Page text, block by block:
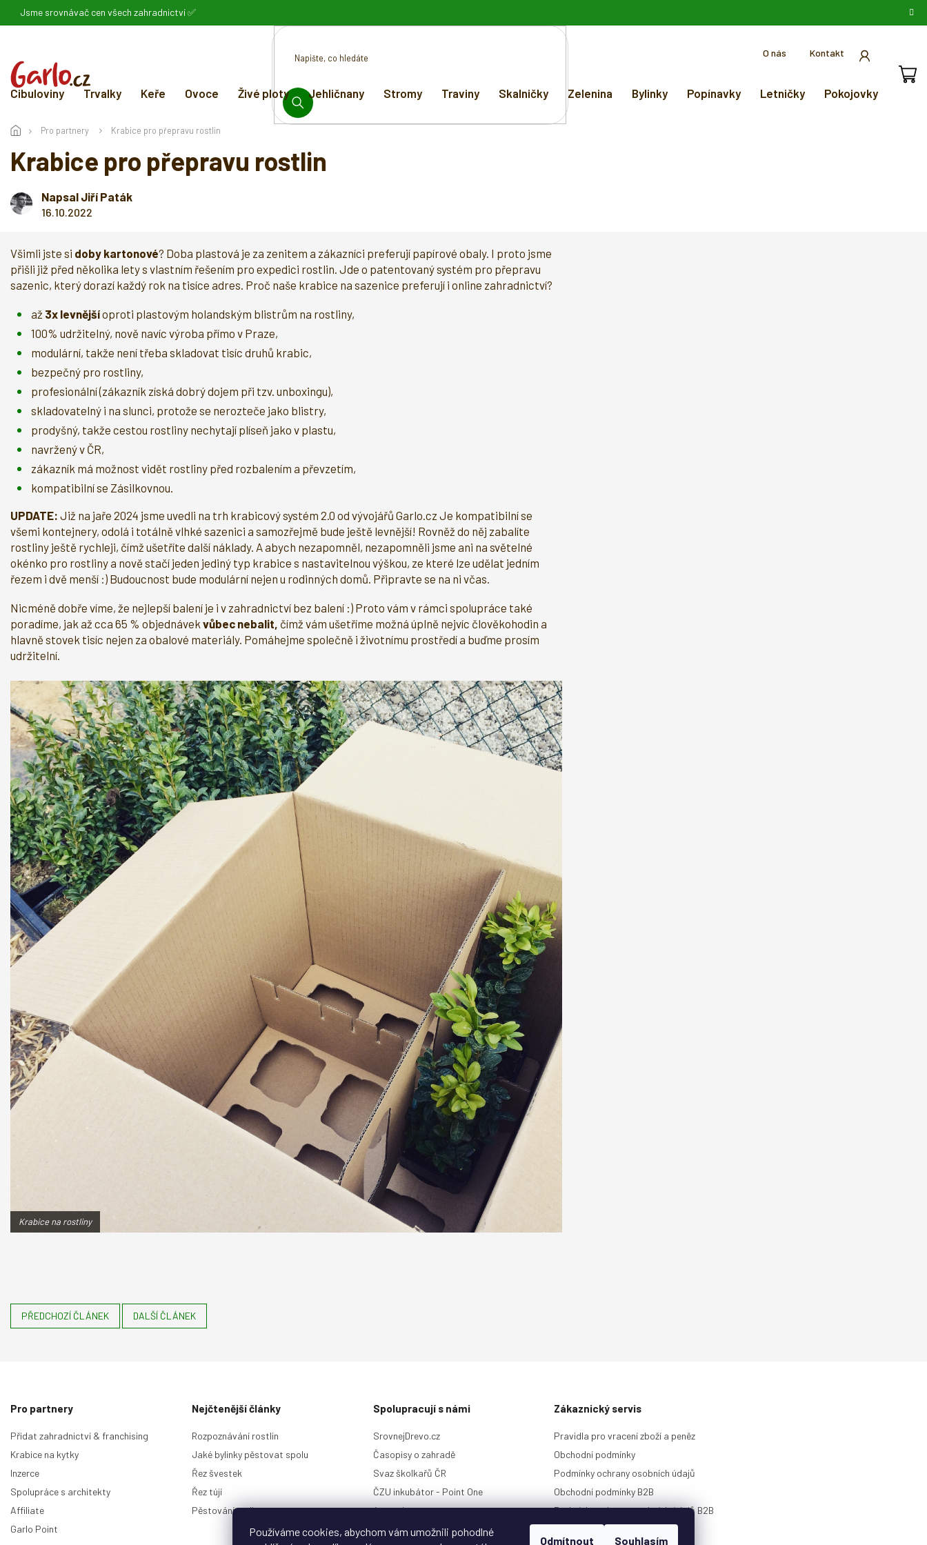
Používáme cookies, abychom vám umožnili pohodlné
Odmítnout Souhlasím
O nás
Kontakt
Jsme srovnávač cen všech zahradnictví ✅
HLEDAT
Cibuloviny Trvalky Keře Ovoce Živé ploty Jehličnany Stromy Traviny Skalničky Zelenina Bylinky Popínavky Letničky Pokojovky
Pro partnery Krabice pro přepravu rostlin
Krabice pro přepravu rostlin
Napsal Jiří Paták
16.10.2022
Všimli jste si doby kartonové? Doba plastová je za zenitem a zákazníci preferují papírové obaly. I proto jsme
přišli již před několika lety s vlastním řešením pro expedici rostlin. Jde o patentovaný systém pro přepravu
sazenic, který dorazí každý rok na tisíce adres. Proč naše krabice na sazenice preferují i online zahradnictví?
až 3x levnějšíoproti plastovým holandským blistrům na rostliny,
100% udržitelný, nově navíc výroba přímo v Praze,
modulární, takže není třeba skladovat tisíc druhů krabic,
bezpečný pro rostliny,
profesionální (zákazník získá dobrý dojem při tzv. unboxingu),
skladovatelný i na slunci, protože se nerozteče jako blistry,
prodyšný, takže cestou rostliny nechytají plíseň jako v plastu,
navržený v ČR,
zákazník má možnost vidět rostliny před rozbalením a převzetím,
kompatibilní se Zásilkovnou.
UPDATE: Již na jaře 2024 jsme uvedli na trh krabicový systém 2.0 od vývojářů Garlo.cz Je kompatibilní se
všemi kontejnery, odolá i totálně vlhké sazenici a samozřejmě bude ještě levnější! Rovněž do něj zabalíte
rostliny ještě rychleji, čímž ušetříte další náklady. A abych nezapomněl, nezapomněli jsme ani na světelné
okénko pro rostliny a nově stačí jeden jediný typ krabice s nastavitelnou výškou, ze které lze udělat jedním
řezem i dvě menší :) Budoucnost bude modulární nejen u rodinných domů. Připravte se na ni včas.
Nicméně dobře víme, že nejlepší balení je i v zahradnictví bez balení :) Proto vám v rámci spolupráce také
poradíme, jak až cca 65 % objednávek vůbec nebalit, čímž vám ušetříme možná úplně nejvíc člověkohodin a
hlavně stovek tisíc nejen za obalové materiály. Pomáhejme společně i životnímu prostředí a buďme prosím
udržitelní.
Krabice na rostliny
PŘEDCHOZÍ ČLÁNEK DALŠÍ ČLÁNEK
Pro partnery
Přidat zahradnictví & franchising
Krabice na kytky
Inzerce
Spolupráce s architekty
Affiliate
Garlo Point
Nejčtenější články
Rozpoznávání rostlin
Jaké bylinky pěstovat spolu
Řez švestek
Řez tújí
Pěstování malin
Spolupracují s námi
SrovnejDrevo.cz
Časopisy o zahradě
Svaz školkařů ČR
ČZU inkubátor - Point One
4camping.cz
Zákaznický servis
Pravidla pro vracení zboží a peněz
Obchodní podmínky
Podmínky ochrany osobních údajů
Obchodní podmínky B2B
Podmínky ochrany osobních údajů B2B
Kontakt a historie